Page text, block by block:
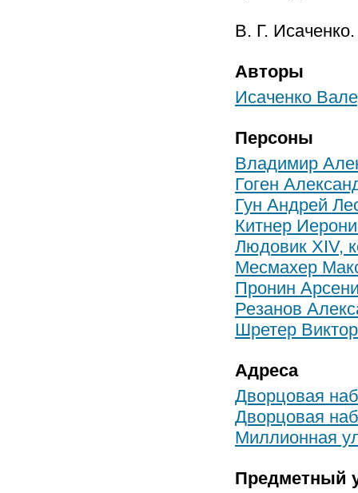
В. Г. Исаченко.
Авторы
Исаченко
Персоны
Владимир
Гоген
Гун Андрей
Китнер
Людовик XIV,
Месмахер
Пронин
Резанов
Шретер
Адреса
Дворцовая
Дворцовая
Миллионная
Предметный